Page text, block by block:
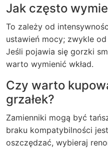
Jak często
To zależy od
ustawień mocy; zwykle
Jeśli pojawia się gorzki
warto wymienić wkład.
Czy warto
grzałek?
Zamienniki mogą być
braku kompatybilności
oszczędzać, wybieraj